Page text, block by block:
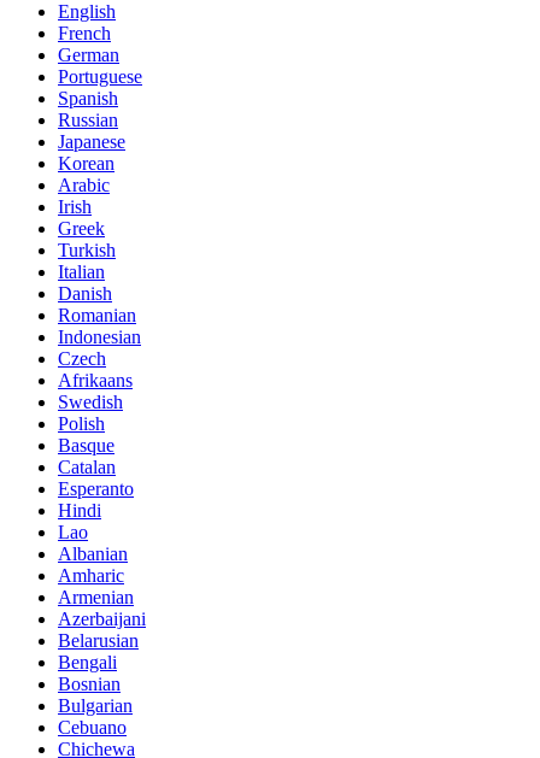
English
French
German
Portuguese
Spanish
Russian
Japanese
Korean
Arabic
Irish
Greek
Turkish
Italian
Danish
Romanian
Indonesian
Czech
Afrikaans
Swedish
Polish
Basque
Catalan
Esperanto
Hindi
Lao
Albanian
Amharic
Armenian
Azerbaijani
Belarusian
Bengali
Bosnian
Bulgarian
Cebuano
Chichewa